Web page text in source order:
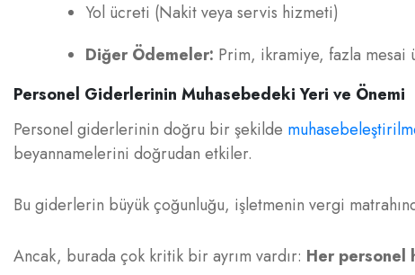
Yol ücreti (Nakit veya servis hizmeti)
Diğer Ödemeler: Prim, ikramiye, fazla mesai
Personel Giderlerinin Muhasebedeki Yeri ve Önemi
Personel giderlerinin doğru bir şekilde
beyannamelerini doğrudan etkiler.
Bu giderlerin büyük çoğunluğu, işletmenin vergi
Ancak, burada çok kritik bir ayrım vardır: Her personel